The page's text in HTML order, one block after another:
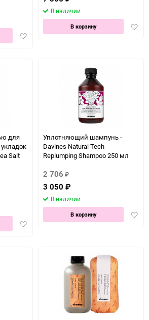
Добавить
В наличии
В корзину
для
Salt
Добавить
Уплотняющий шампунь -
Davines Natural Tech
Replumping Shampoo 250 мл
2 706₽
3 050 ₽
В наличии
В корзину